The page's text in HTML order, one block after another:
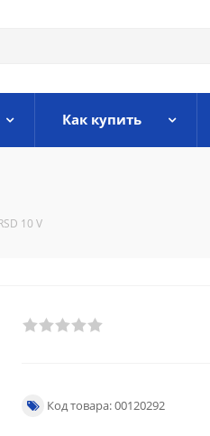
Как купить
10 V
Код товара: 00120292